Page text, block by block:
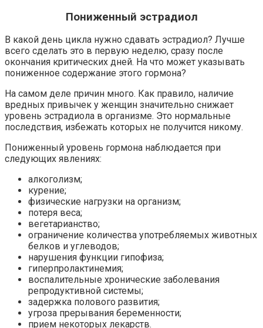
Пониженный эстрадиол
В какой день цикла нужно сдавать эстрадиол? Лучше
всего сделать это в первую неделю, сразу после
окончания критических дней. На что может указывать
пониженное содержание этого гормона?
На самом деле причин много. Как правило, наличие
вредных привычек у женщин значительно снижает
уровень эстрадиола в организме. Это нормальные
последствия, избежать которых не получится никому.
Пониженный уровень гормона наблюдается при
следующих явлениях:
алкоголизм;
курение;
физические нагрузки на организм;
потеря веса;
вегетарианство;
ограничение количества употребляемых животных
белков и углеводов;
нарушения функции гипофиза;
гиперпролактинемия;
воспалительные хронические заболевания
репродуктивной системы;
задержка полового развития;
угроза прерывания беременности;
прием некоторых лекарств.